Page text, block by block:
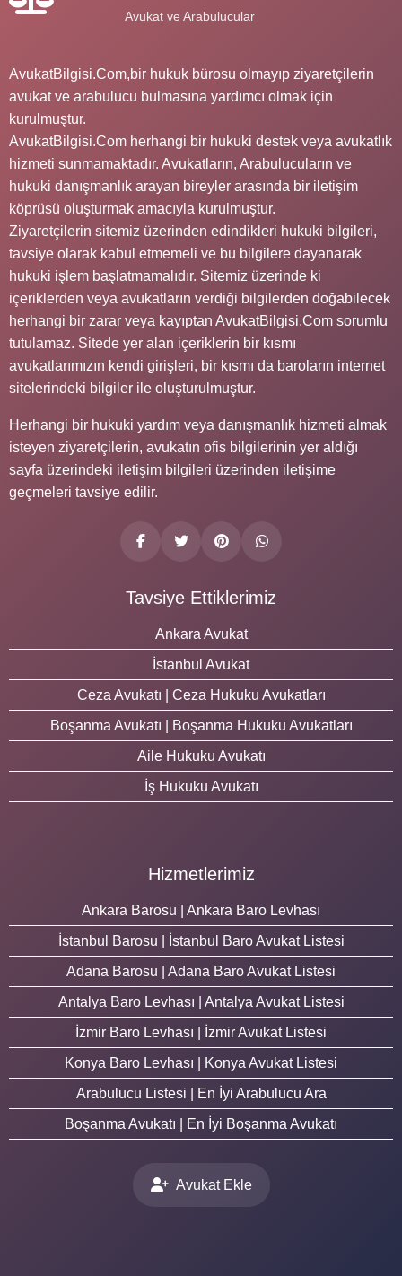
Avukat ve Arabulucular
AvukatBilgisi.Com,bir hukuk bürosu olmayıp ziyaretçilerin
avukat ve arabulucu bulmasına yardımcı olmak için
kurulmuştur.
AvukatBilgisi.Com herhangi bir hukuki destek veya avukatlık
hizmeti sunmamaktadır. Avukatların, Arabulucuların ve
hukuki danışmanlık arayan bireyler arasında bir iletişim
köprüsü oluşturmak amacıyla kurulmuştur.
Ziyaretçilerin sitemiz üzerinden edindikleri hukuki bilgileri,
tavsiye olarak kabul etmemeli ve bu bilgilere dayanarak
hukuki işlem başlatmamalıdır. Sitemiz üzerinde ki
içeriklerden veya avukatların verdiği bilgilerden doğabilecek
herhangi bir zarar veya kayıptan AvukatBilgisi.Com sorumlu
tutulamaz. Sitede yer alan içeriklerin bir kısmı
avukatlarımızın kendi girişleri, bir kısmı da baroların internet
sitelerindeki bilgiler ile oluşturulmuştur.
Herhangi bir hukuki yardım veya danışmanlık hizmeti almak
isteyen ziyaretçilerin, avukatın ofis bilgilerinin yer aldığı
sayfa üzerindeki iletişim bilgileri üzerinden iletişime
geçmeleri tavsiye edilir.
Tavsiye Ettiklerimiz
Ankara Avukat
İstanbul Avukat
Ceza Avukatı | Ceza Hukuku Avukatları
Boşanma Avukatı | Boşanma Hukuku Avukatları
Aile Hukuku Avukatı
İş Hukuku Avukatı
Hizmetlerimiz
Ankara Barosu | Ankara Baro Levhası
İstanbul Barosu | İstanbul Baro Avukat Listesi
Adana Barosu | Adana Baro Avukat Listesi
Antalya Baro Levhası | Antalya Avukat Listesi
İzmir Baro Levhası | İzmir Avukat Listesi
Konya Baro Levhası | Konya Avukat Listesi
Arabulucu Listesi | En İyi Arabulucu Ara
Boşanma Avukatı | En İyi Boşanma Avukatı
Avukat Ekle